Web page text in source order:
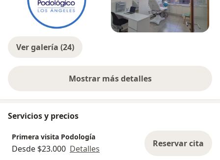
Ver galería (24)
Mostrar más detalles
sobre la experiencia
Servicios y precios
Primera visita Podología
Desde $23.000 Detalles Reservar cita